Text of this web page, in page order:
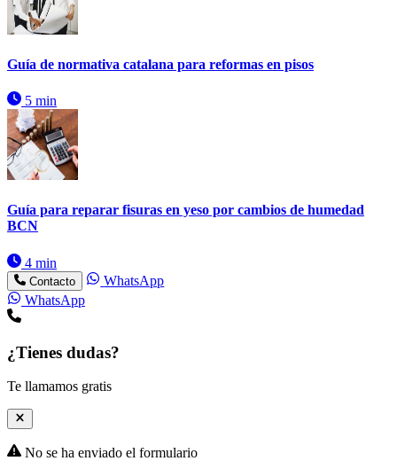
Guía de normativa catalana para reformas en pisos
5 min
Guía para reparar fisuras en yeso por cambios de humedad
BCN
4 min
Contacto
WhatsApp
WhatsApp
¿Tienes dudas?
Te llamamos gratis
No se ha enviado el formulario